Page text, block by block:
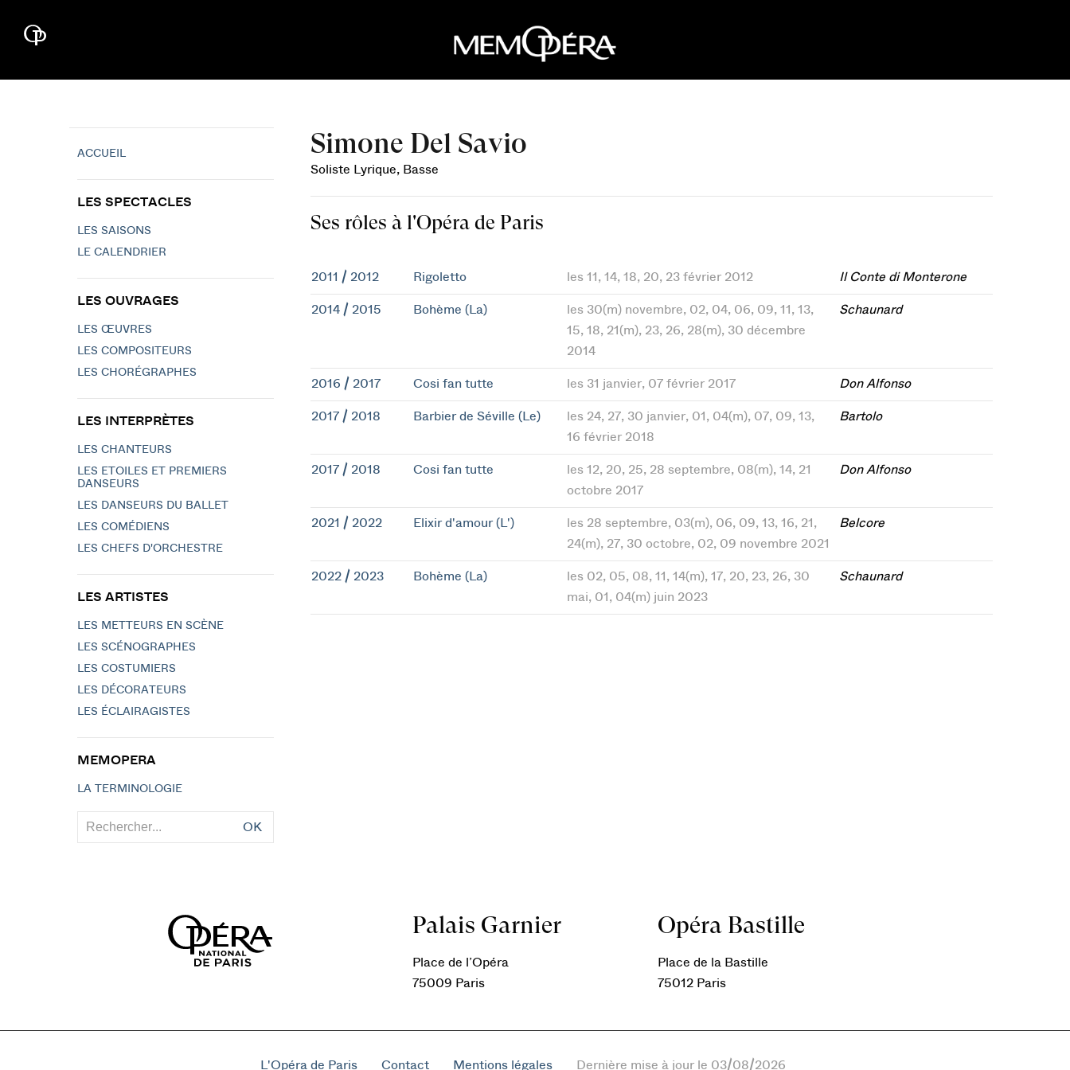
Simone Del Savio
Soliste Lyrique, Basse
Ses rôles à l'Opéra de Paris
2011 / 2012 Rigoletto les 11, 14, 18, 20, 23 février 2012 Il Conte di Monterone
2014 / 2015 Bohème (La)
les 30(m) novembre, 02, 04, 06, 09, 11, 13,
15, 18, 21(m), 23, 26, 28(m), 30 décembre
2014
Schaunard
2016 / 2017 Cosi fan tutte les 31 janvier, 07 février 2017 Don Alfonso
2017 / 2018 Barbier de Séville (Le)
les 24, 27, 30 janvier, 01, 04(m), 07, 09, 13,
16 février 2018
Bartolo
2017 / 2018 Cosi fan tutte
les 12, 20, 25, 28 septembre, 08(m), 14, 21
octobre 2017
Don Alfonso
2021 / 2022 Elixir d'amour (L')
les 28 septembre, 03(m), 06, 09, 13, 16, 21,
24(m), 27, 30 octobre, 02, 09 novembre 2021
Belcore
2022 / 2023 Bohème (La)
les 02, 05, 08, 11, 14(m), 17, 20, 23, 26, 30
mai, 01, 04(m) juin 2023
Schaunard
ACCUEIL
LES SPECTACLES
LES SAISONS
LE CALENDRIER
LES OUVRAGES
LES ŒUVRES
LES COMPOSITEURS
LES CHORÉGRAPHES
LES INTERPRÈTES
LES CHANTEURS
LES ETOILES ET PREMIERS
DANSEURS
LES DANSEURS DU BALLET
LES COMÉDIENS
LES CHEFS D'ORCHESTRE
LES ARTISTES
LES METTEURS EN SCÈNE
LES SCÉNOGRAPHES
LES COSTUMIERS
LES DÉCORATEURS
LES ÉCLAIRAGISTES
MEMOPERA
LA TERMINOLOGIE
OK
Palais Garnier
Place de l’Opéra
75009 Paris
Opéra Bastille
Place de la Bastille
75012 Paris
L'Opéra de Paris Contact Mentions légales Dernière mise à jour le 03/08/2026